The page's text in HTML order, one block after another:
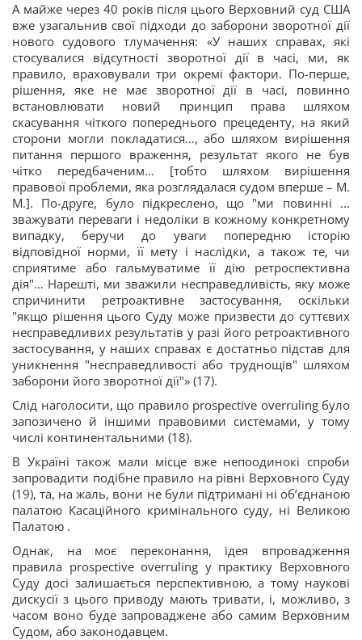
А майже через 40 років після цього Верховний суд США
вже узагальнив свої підходи до заборони зворотної дії
нового судового тлумачення: «У наших справах, які
стосувалися відсутності зворотної дії в часі, ми, як
правило, враховували три окремі фактори. По-перше,
рішення, яке не має зворотної дії в часі, повинно
встановлювати новий принцип права шляхом
скасування чіткого попереднього прецеденту, на який
сторони могли покладатися…, або шляхом вирішення
питання першого враження, результат якого не був
чітко передбаченим… [тобто шляхом вирішення
правової проблеми, яка розглядалася судом вперше – М.
М.]. По-друге, було підкреслено, що "ми повинні ...
зважувати переваги і недоліки в кожному конкретному
випадку, беручи до уваги попередню історію
відповідної норми, її мету і наслідки, а також те, чи
сприятиме або гальмуватиме її дію ретроспективна
дія"… Нарешті, ми зважили несправедливість, яку може
спричинити ретроактивне застосування, оскільки
"якщо рішення цього Суду може призвести до суттєвих
несправедливих результатів у разі його ретроактивного
застосування, у наших справах є достатньо підстав для
уникнення "несправедливості або труднощів" шляхом
заборони його зворотної дії"» (17).
Слід наголосити, що правило prospective overruling було
запозичено й іншими правовими системами, у тому
числі континентальними (18).
В Україні також мали місце вже непоодинокі спроби
запровадити подібне правило на рівні Верховного Суду
(19), та, на жаль, вони не були підтримані ні об’єднаною
палатою Касаційного кримінального суду, ні Великою
Палатою .
Однак, на моє переконання, ідея впровадження
правила prospective overruling у практику Верховного
Суду досі залишається перспективною, а тому наукові
дискусії з цього приводу мають тривати, і, можливо, з
часом воно буде запроваджене або самим Верховним
Судом, або законодавцем.